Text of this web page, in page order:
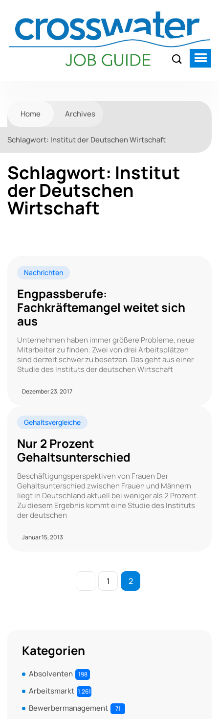
Home Archives
Schlagwort: Institut der Deutschen Wirtschaft
Schlagwort: Institut
der Deutschen
Wirtschaft
Nachrichten
Engpassberufe:
Fachkräftemangel weitet sich
aus
Unternehmen haben immer größere Probleme, neue
Mitarbeiter zu finden. Zwei von drei Arbeitsplätzen
sind derzeit schwer zu besetzen. Das geht aus einer
Studie des Instituts der deutschen Wirtschaft
Dezember 23, 2017
Gehaltsvergleiche
Nur 2 Prozent
Gehaltsunterschied
Beschäftigungsperspektiven von Frauen Der
Gehaltsunterschied zwischen Frauen und Männern
liegt in Deutschland aktuell bei weniger als 2 Prozent.
Zu diesem Ergebnis kommt eine Studie des Instituts
der deutschen
Januar 15, 2013
1 2
Kategorien
Absolventen 198
Arbeitsmarkt 1.261
Bewerbermanagement 71